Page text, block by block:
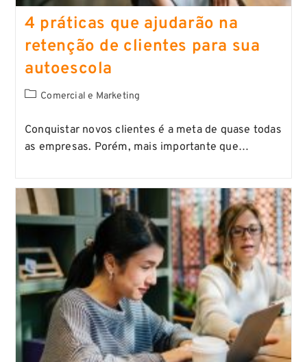
4 práticas que ajudarão na
retenção de clientes para sua
autoescola
Comercial e Marketing
Conquistar novos clientes é a meta de quase todas
as empresas. Porém, mais importante que…